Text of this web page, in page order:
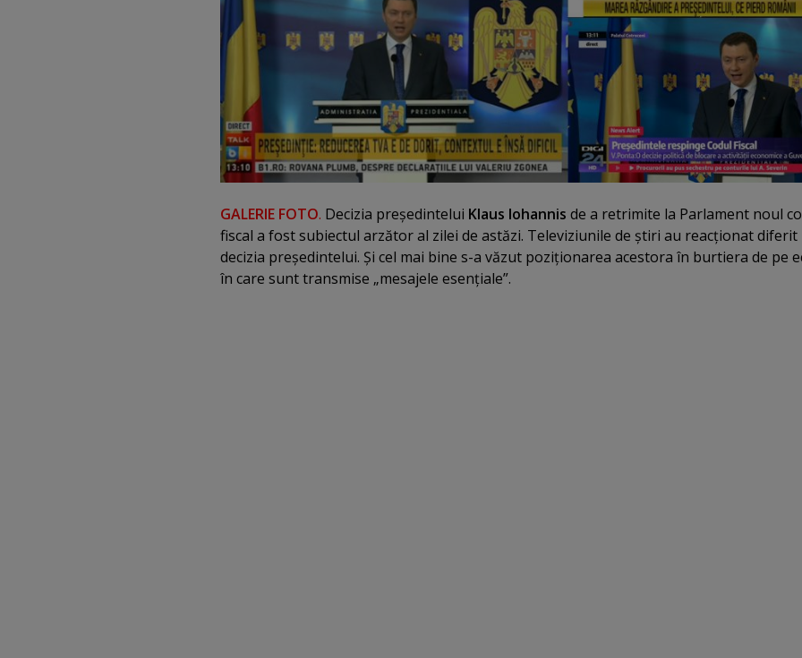
GALERIE FOTO. Decizia preşedintelui Klaus Iohannis de a retrimite la Parlament noul
fiscal a fost subiectul arzător al zilei de astăzi. Televiziunile de ştiri au reacţionat diferit
decizia preşedintelui. Şi cel mai bine s-a văzut poziţionarea acestora în burtiera de pe
în care sunt transmise „mesajele esenţiale”.